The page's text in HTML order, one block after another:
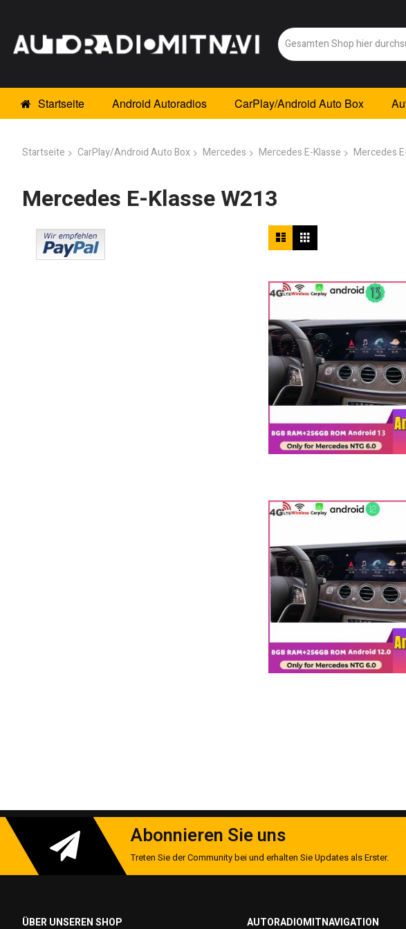
Startseite Android Autoradios CarPlay/Android Auto Box
Startseite CarPlay/Android Auto Box Mercedes Mercedes E-Klasse Mercedes
Mercedes E-Klasse W213
Anzeigen
als
Liste
Abonnieren Sie uns
Treten Sie der Community bei und erhalten Sie Updates als Erster.
ÜBER UNSEREN SHOP AUTORADIOMITNAVIGATION